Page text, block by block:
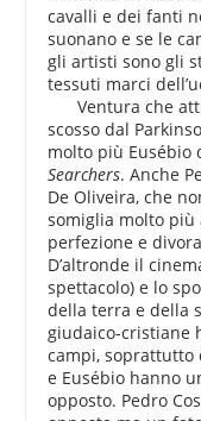
cavalli e dei fanti
suonano e se le
gli artisti sono gli
tessuti marci
Ventura che
scosso dal
molto più Eusébio
Searchers. Anche
De Oliveira, che
somiglia molto più
perfezione e
D’altronde il
spettacolo) e lo
della terra e della
giudaico-cristiane
campi, soprattutto
e Eusébio hanno
opposto. Pedro